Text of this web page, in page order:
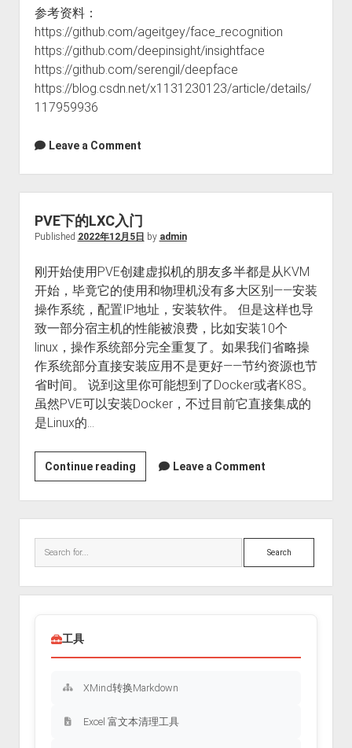
参考资料：
https://github.com/ageitgey/face_recognition
https://github.com/deepinsight/insightface
https://github.com/serengil/deepface
https://blog.csdn.net/x1131230123/article/details/
117959936
Leave a Comment
PVE下的LXC入门
Published 2022年12月5日 by admin
刚开始使用PVE创建虚拟机的朋友多半都是从KVM
开始，毕竟它的使用和物理机没有多大区别——安装
操作系统，配置IP地址，安装软件。 但是这样也导
致一部分宿主机的性能被浪费，比如安装10个
linux，操作系统部分完全重复了。如果我们省略操
作系统部分直接安装应用不是更好——节约资源也节
省时间。 说到这里你可能想到了Docker或者K8S。
虽然PVE可以安装Docker，不过目前它直接集成的
是Linux的…
Continue readingPVE
下
的
LXC
入
Leave a Comment
Search
工具
XMind转换Markdown
Excel 富文本清理工具